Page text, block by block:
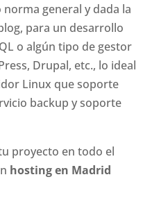
general y dada la
para un desarrollo
o algún tipo de gestor
Drupal, etc., lo ideal
Linux que soporte
backup y soporte
proyecto en todo el
hosting en Madrid